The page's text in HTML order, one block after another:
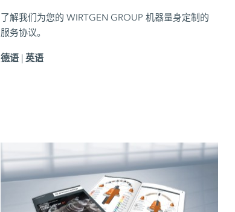
了解我们为您的 WIRTGEN GROUP 机器量身定制的
服务协议。
德语 |英语